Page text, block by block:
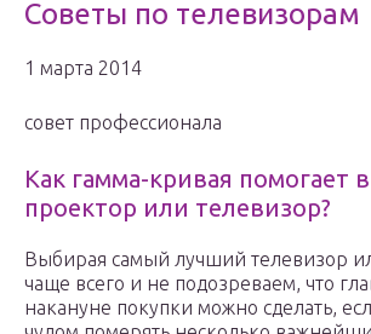
Советы по телевизорам
1 марта 2014
совет профессионала
Как гамма-кривая помогает
проектор или телевизор?
Выбирая самый лучший телевизор
чаще всего и не подозреваем, что
накануне покупки можно сделать,